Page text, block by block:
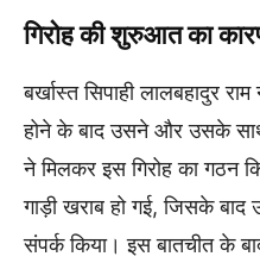
गिरोह की शुरुआत का
बर्खास्त सिपाही लालबहादुर
होने के बाद उसने और उसके
ने मिलकर इस गिरोह का गठन
गाड़ी खराब हो गई, जिसके
संपर्क किया। इस बातचीत के